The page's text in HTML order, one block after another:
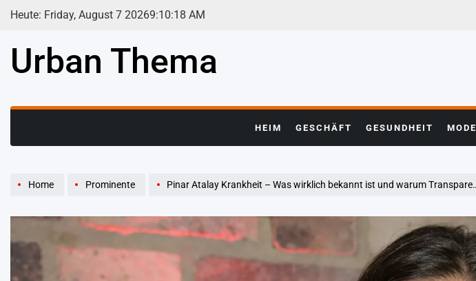
Skip
Heute: Friday, August 7 20269:10:19 AM
Urban Thema
HEIM GESCHÄFT GESUNDHEIT MODE
Home Prominente Pinar Atalay Krankheit – Was wirklich bekannt ist und warum Transparenz wichtig bleibt